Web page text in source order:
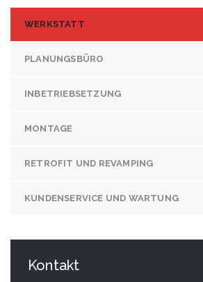
WERKSTATT
PLANUNGSBÜRO
INBETRIEBSETZUNG
MONTAGE
RETROFIT UND REVAMPING
KUNDENSERVICE UND WARTUNG
Kontakt